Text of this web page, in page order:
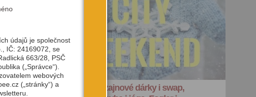
Víkend: Dyzajnové dárky i swap,
údajů je společnost
IČ: 24169072, se
663/28, PSČ
(„Správce“).
webových
(„stránky“) a